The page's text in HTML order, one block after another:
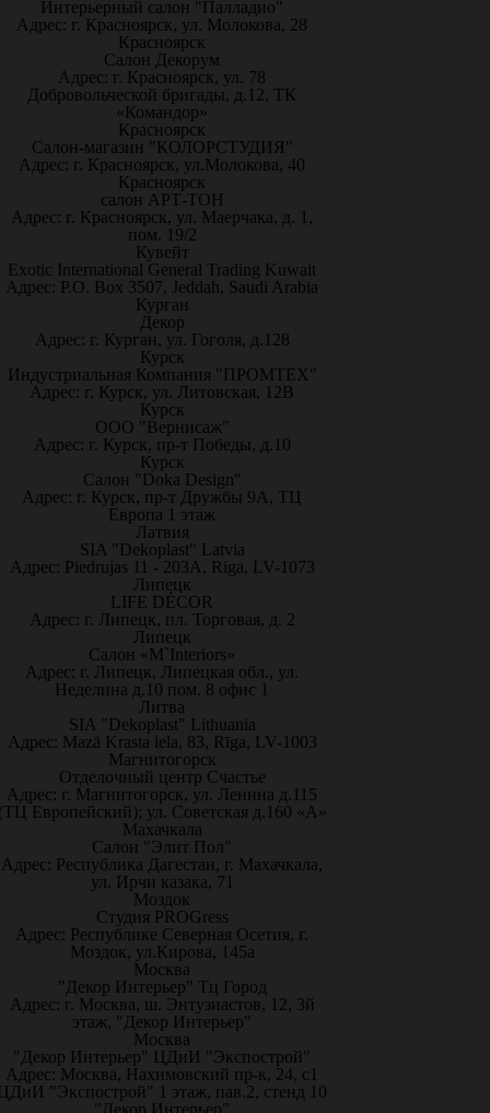
Интерьерный салон "Палладио"
Адрес: г. Красноярск, ул. Молокова, 28
Красноярск
Салон Декорум
Адрес: г. Красноярск, ул. 78
Добровольческой бригады, д.12, ТК
«Командор»
Красноярск
Салон-магазин "КОЛОРСТУДИЯ"
Адрес: г. Красноярск, ул.Молокова, 40
Красноярск
салон АРТ-ТОН
Адрес: г. Красноярск, ул. Маерчака, д. 1,
пом. 19/2
Кувейт
Exotic International General Trading Kuwait
Адрес: P.O. Box 3507, Jeddah, Saudi Arabia
Курган
Декор
Адрес: г. Курган, ул. Гоголя, д.128
Курск
Индустриальная Компания "ПРОМТЕХ"
Адрес: г. Курск, ул. Литовская, 12В
Курск
ООО "Вернисаж"
Адрес: г. Курск, пр-т Победы, д.10
Курск
Салон "Doka Design"
Адрес: г. Курск, пр-т Дружбы 9А, ТЦ
Европа 1 этаж
Латвия
SIA "Dekoplast" Latvia
Адрес: Piedrujas 11 - 203A, Riga, LV-1073
Липецк
LIFE DÉCOR
Адрес: г. Липецк, пл. Торговая, д. 2
Липецк
Салон «M`Interiors»
Адрес: г. Липецк, Липецкая обл., ул.
Неделина д.10 пом. 8 офис 1
Литва
SIA "Dekoplast" Lithuania
Адрес: Mazā Krasta iela, 83, Rīga, LV-1003
Магнитогорск
Отделочный центр Счастье
Адрес: г. Магнитогорск, ул. Ленина д.115
Европейский); ул. Советская д.160 «А»
Махачкала
Салон "Элит Пол"
Адрес: Республика Дагестан, г. Махачкала,
ул. Ирчи казака, 71
Моздок
Студия PROGress
Адрес: Республике Северная Осетия, г.
Моздок, ул.Кирова, 145а
Москва
"Декор Интерьер" Тц Город
Адрес: г. Москва, ш. Энтузиастов, 12, 3й
этаж, "Декор Интерьер"
Москва
"Декор Интерьер" ЦДиИ "Экспострой"
Адрес: Москва, Нахимовский пр-к, 24, с1
"Экспострой" 1 этаж, пав.2, стенд 10
"Декор Интерьер"